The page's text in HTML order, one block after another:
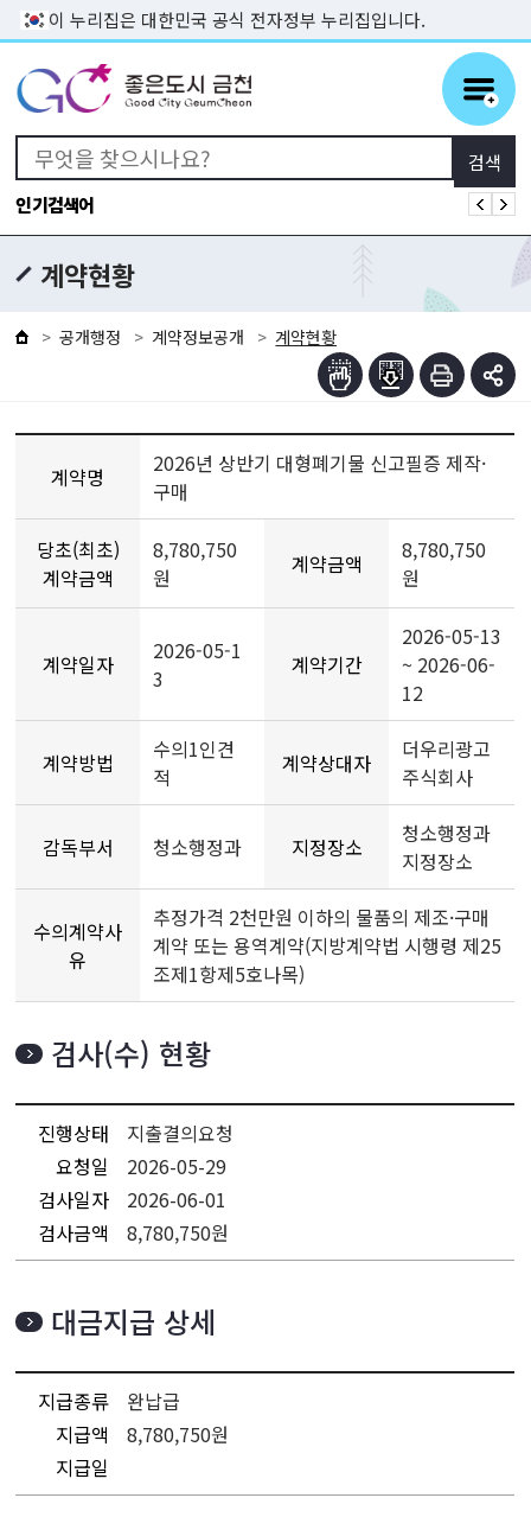
본문 바로가기
이 누리집은 대한민국 공식 전자정부 누리집입니다.
인기검색어
계약현황
공개행정 계약정보공개 계약현황
계약명
2026년 상반기 대형폐기물 신고필증 제작·
구매
당초(최초)
계약금액
8,780,750
원
계약금액
8,780,750
원
계약일자
2026-05-1
3
계약기간
2026-05-13
~ 2026-06-
12
계약방법
수의1인견
적
계약상대자
더우리광고
주식회사
감독부서 청소행정과 지정장소
청소행정과
지정장소
수의계약사
유
추정가격 2천만원 이하의 물품의 제조·구매
계약 또는 용역계약(지방계약법 시행령 제25
조제1항제5호나목)
검사(수) 현황
진행상태
지출결의요청
요청일
2026-05-29
검사일자
2026-06-01
검사금액
8,780,750원
대금지급 상세
지급종류
완납급
지급액
8,780,750원
지급일